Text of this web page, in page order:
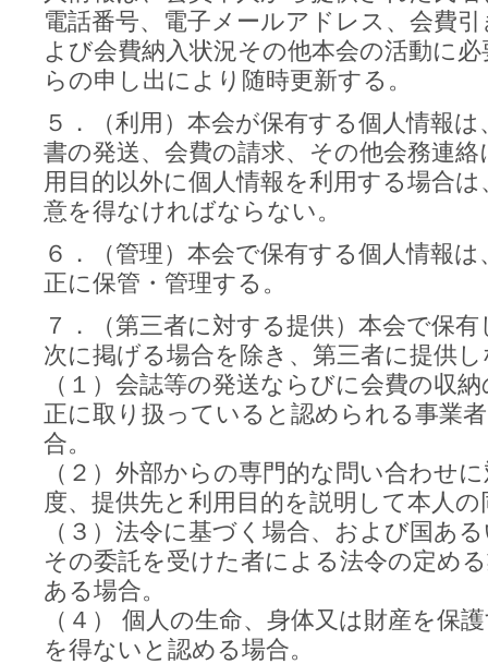
電話番号、電子メールアドレス、会費
よび会費納入状況その他本会の活動に
らの申し出により随時更新する。
５．（利用）本会が保有する個人情報
書の発送、会費の請求、その他会務連
用目的以外に個人情報を利用する場合
意を得なければならない。
６．（管理）本会で保有する個人情報
正に保管・管理する。
７．（第三者に対する提供）本会で保
次に掲げる場合を除き、第三者に提供
（１）会誌等の発送ならびに会費の収
正に取り扱っていると認められる事業
合。
（２）外部からの専門的な問い合わせ
度、提供先と利用目的を説明して本人
（３）法令に基づく場合、および国あ
その委託を受けた者による法令の定め
ある場合。
（４） 個人の生命、身体又は財産を保
を得ないと認める場合。